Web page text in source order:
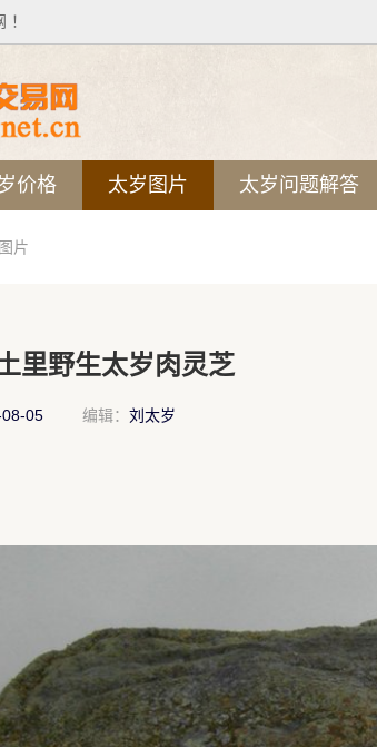
！
价格 太岁图片 太岁问题解答
片
里野生太岁肉灵芝
05 编辑： 刘太岁